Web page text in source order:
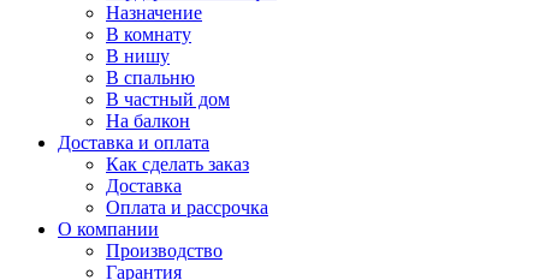
Назначение
В комнату
В нишу
В спальню
В частный дом
На балкон
Доставка и оплата
Как сделать заказ
Доставка
Оплата и рассрочка
О компании
Производство
Гарантия